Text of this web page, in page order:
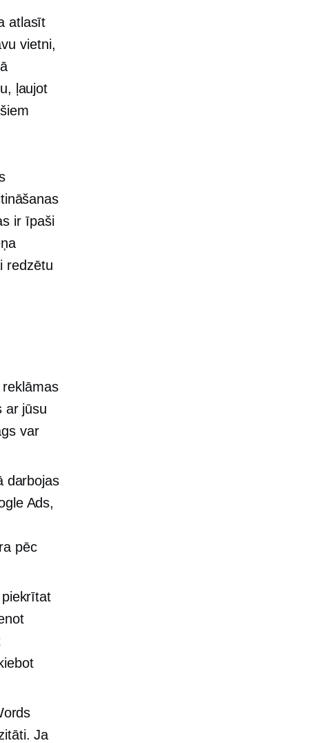
atlasīt
vietni,
ļaujot
ir īpaši
redzētu
ar jūsu
var
darbojas
Ads,
pēc
Ja